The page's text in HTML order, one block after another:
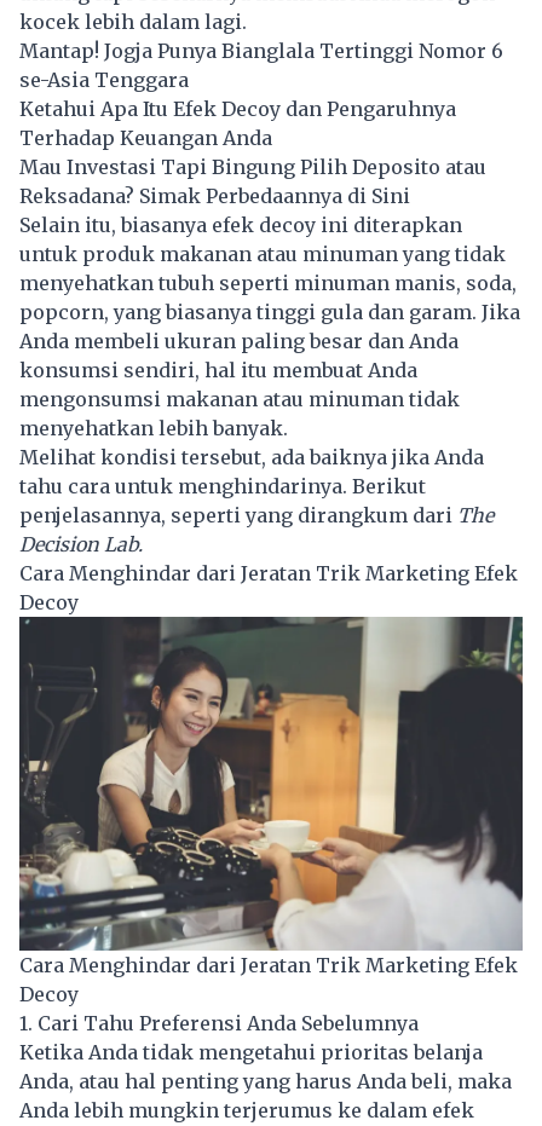
kocek lebih dalam lagi.
Mantap! Jogja Punya Bianglala Tertinggi Nomor 6
se-Asia Tenggara
Ketahui Apa Itu Efek Decoy dan Pengaruhnya
Terhadap Keuangan Anda
Mau Investasi Tapi Bingung Pilih Deposito atau
Reksadana? Simak Perbedaannya di Sini
Selain itu, biasanya efek decoy ini diterapkan
untuk produk makanan atau minuman yang tidak
menyehatkan tubuh seperti minuman manis, soda,
popcorn, yang biasanya tinggi gula dan garam. Jika
Anda membeli ukuran paling besar dan Anda
konsumsi sendiri, hal itu membuat Anda
mengonsumsi makanan atau minuman tidak
menyehatkan lebih banyak.
Melihat kondisi tersebut, ada baiknya jika Anda
tahu cara untuk menghindarinya. Berikut
penjelasannya, seperti yang dirangkum dari The
Decision Lab.
Cara Menghindar dari Jeratan Trik Marketing Efek
Decoy
Cara Menghindar dari Jeratan Trik Marketing Efek
Decoy
1. Cari Tahu Preferensi Anda Sebelumnya
Ketika Anda tidak mengetahui prioritas belanja
Anda, atau hal penting yang harus Anda beli, maka
Anda lebih mungkin terjerumus ke dalam efek